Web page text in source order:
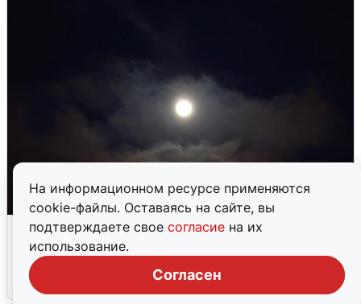
На информационном ресурсе применяются
cookie-файлы. Оставаясь на сайте, вы
подтверждаете свое согласие на их
использование.
Согласен
Взрывы в Воронеже после сигнала
тревоги
5 августа